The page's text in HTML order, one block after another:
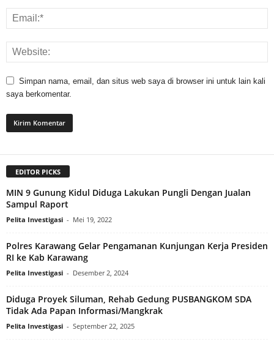
Simpan nama, email, dan situs web saya di browser ini untuk lain kali
saya berkomentar.
EDITOR PICKS
MIN 9 Gunung Kidul Diduga Lakukan Pungli Dengan Jualan
Sampul Raport
Pelita Investigasi - Mei 19, 2022
Polres Karawang Gelar Pengamanan Kunjungan Kerja Presiden
RI ke Kab Karawang
Pelita Investigasi - Desember 2, 2024
Diduga Proyek Siluman, Rehab Gedung PUSBANGKOM SDA
Tidak Ada Papan Informasi/Mangkrak
Pelita Investigasi - September 22, 2025